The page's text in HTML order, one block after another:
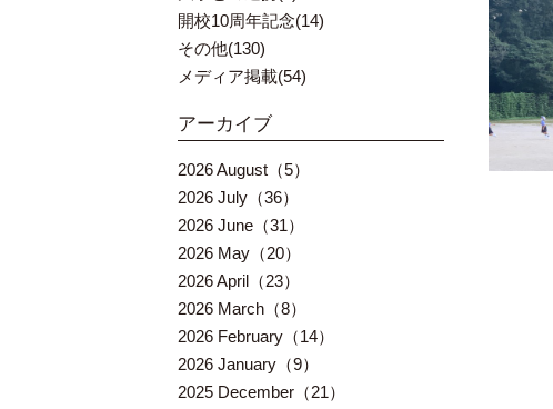
開校10周年記念(14)
その他(130)
メディア掲載(54)
アーカイブ
2026 August（5）
2026 July（36）
2026 June（31）
2026 May（20）
2026 April（23）
2026 March（8）
2026 February（14）
2026 January（9）
2025 December（21）